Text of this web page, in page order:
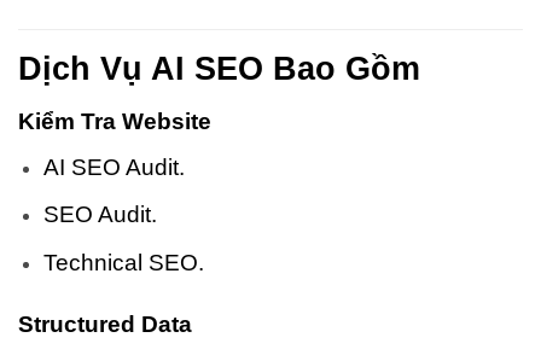
Dịch Vụ AI SEO Bao Gồm
Kiểm Tra Website
AI SEO Audit.
SEO Audit.
Technical SEO.
Structured Data